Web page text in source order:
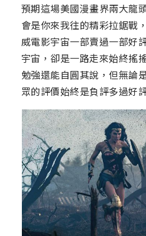
預期這場美國漫畫界兩大龍
會是你來我往的精彩拉鋸戰
威電影宇宙一部賣過一部好
宇宙，卻是一路走來始終搖
勉強還能自圓其說，但無論
眾的評價始終是負評多過好